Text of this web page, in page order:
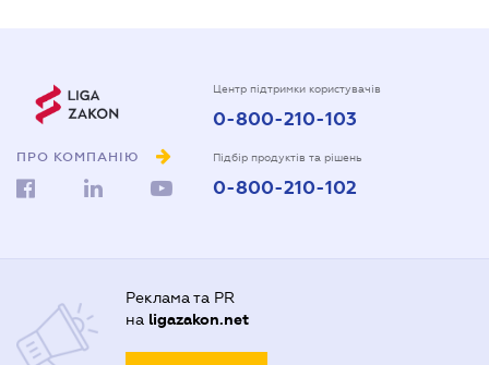
ПРО КОМПАНІЮ
Центр підтримки користувачів
0-800-210-103
Підбір продуктів та рішень
0-800-210-102
Реклама та PR
на ligazakon.net